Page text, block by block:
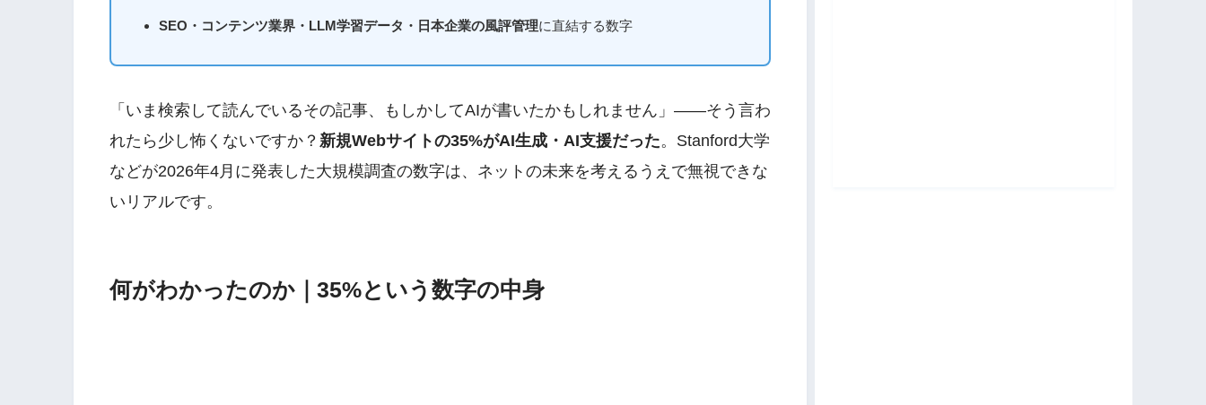
SEO・コンテンツ業界・LLM学習データ・日本企業の風評管理に直結する数字
「いま検索して読んでいるその記事、もしかしてAIが書いたかもしれません」——そう言わ
れたら少し怖くないですか？ 新規Webサイトの35%がAI生成・AI支援だった。Stanford大学
などが2026年4月に発表した大規模調査の数字は、ネットの未来を考えるうえで無視できな
いリアルです。
何がわかったのか｜35%という数字の中身